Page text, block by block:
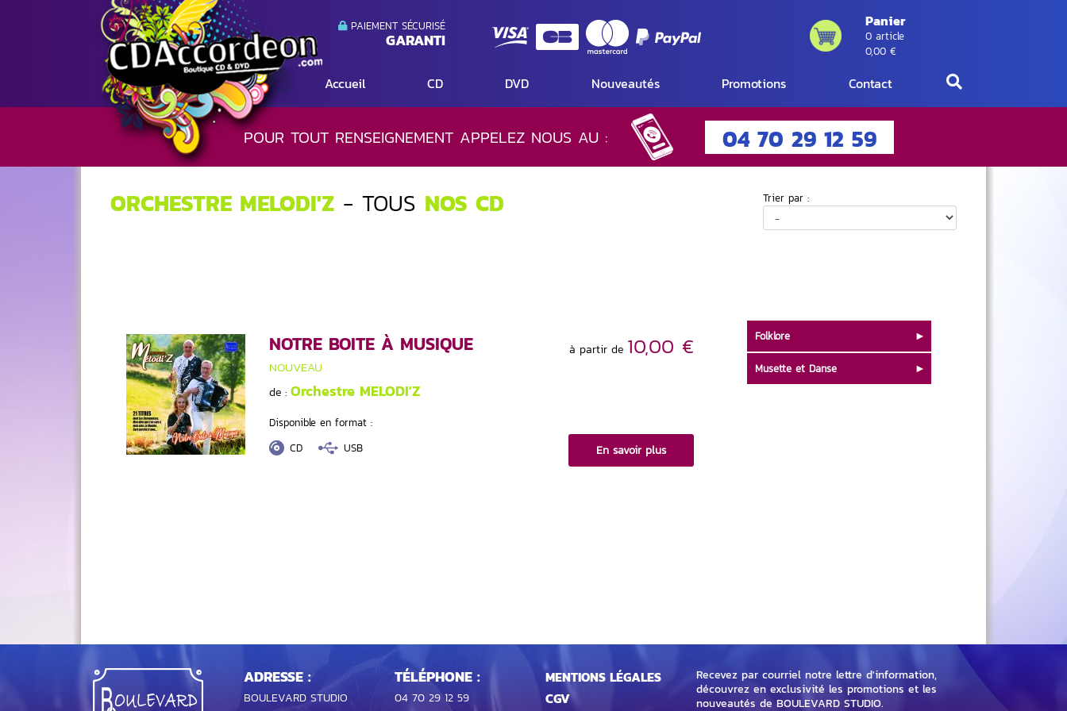
PAIEMENT SÉCURISÉ
GARANTI
Panier
0 article
0,00 €
Accueil CD DVD Nouveautés Promotions Contact
POUR TOUT RENSEIGNEMENT APPELEZ NOUS AU :
04 70 29 12 59
ORCHESTRE MELODI'Z - TOUS NOS CD Trier par :
NOTRE BOITE À MUSIQUE
NOUVEAU
de : Orchestre MELODI'Z
Disponible en format :
CD
USB
à partir de 10,00 €
En savoir plus
Folklore
Musette et Danse
ADRESSE :
BOULEVARD STUDIO
TÉLÉPHONE :
04 70 29 12 59
MENTIONS LÉGALES
CGV
Recevez par courriel notre lettre d'information,
découvrez en exclusivité les promotions et les
nouveautés de BOULEVARD STUDIO.